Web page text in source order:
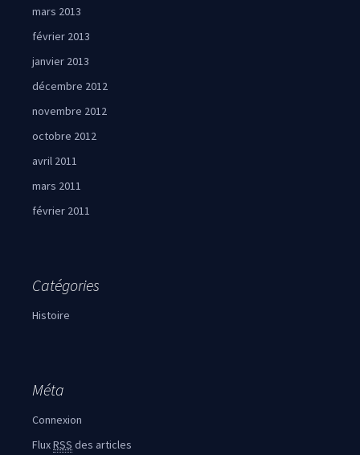
mars 2013
février 2013
janvier 2013
décembre 2012
novembre 2012
octobre 2012
avril 2011
mars 2011
février 2011
Catégories
Histoire
Méta
Connexion
FluxRSS des articles